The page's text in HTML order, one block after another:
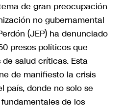
de gran preocupación
no gubernamental
(JEP) ha denunciado
presos políticos que
salud críticas. Esta
de manifiesto la crisis
país, donde no solo se
de los